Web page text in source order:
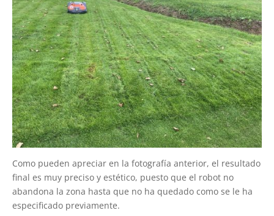
Como pueden apreciar en la fotografía anterior, el resultado
final es muy preciso y estético, puesto que el robot no
abandona la zona hasta que no ha quedado como se le ha
especificado previamente.